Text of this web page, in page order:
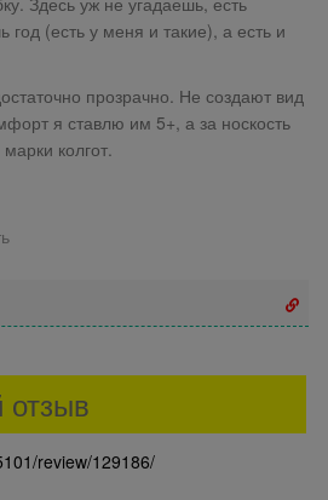
год (есть у меня и такие), а есть и
прозрачно. Не создают вид
я ставлю им 5+, а за носкость
колгот.
review/129186/